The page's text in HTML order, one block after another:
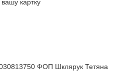
картку
ФОП Шклярук Тетяна